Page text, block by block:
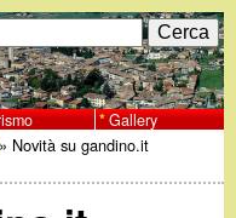
Gallery
» Novità su gandino.it